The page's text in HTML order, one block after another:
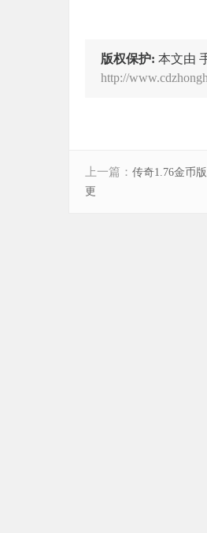
版权保护: 本文由
http://
上一篇： 传奇1.76金币
更